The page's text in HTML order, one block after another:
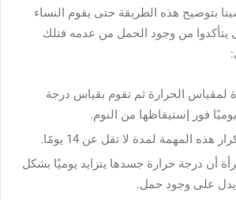
بتوضيح هذه الطريقة حتى يقوم النساء
يتأكدوا من وجود الحمل من عدمه فتلك
لمقياس الحرارة ثم تقوم بقياس درجة
فور إستيقاظها من النوم.
هذه المهمة لمدة لا تقل عن 14 يومًا.
أن درجة حرارة جسدها يتزايد يوميًا بشكل
على وجود حمل.